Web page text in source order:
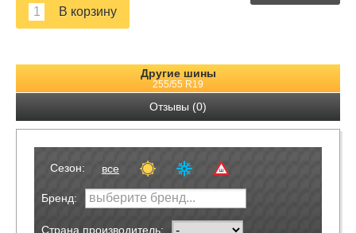
Другие шины
255/55 R19
Отзывы (0)
Сезон: все
Бренд:
Страна производитель: